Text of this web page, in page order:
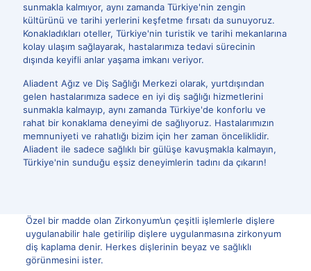
sunmakla kalmıyor, aynı zamanda Türkiye'nin zengin
kültürünü ve tarihi yerlerini keşfetme fırsatı da sunuyoruz.
Konakladıkları oteller, Türkiye'nin turistik ve tarihi mekanlarına
kolay ulaşım sağlayarak, hastalarımıza tedavi sürecinin
dışında keyifli anlar yaşama imkanı veriyor.
Aliadent Ağız ve Diş Sağlığı Merkezi olarak, yurtdışından
gelen hastalarımıza sadece en iyi diş sağlığı hizmetlerini
sunmakla kalmayıp, aynı zamanda Türkiye'de konforlu ve
rahat bir konaklama deneyimi de sağlıyoruz. Hastalarımızın
memnuniyeti ve rahatlığı bizim için her zaman önceliklidir.
Aliadent ile sadece sağlıklı bir gülüşe kavuşmakla kalmayın,
Türkiye'nin sunduğu eşsiz deneyimlerin tadını da çıkarın!
Özel bir madde olan Zirkonyum’un çeşitli işlemlerle dişlere
uygulanabilir hale getirilip dişlere uygulanmasına zirkonyum
diş kaplama denir. Herkes dişlerinin beyaz ve sağlıklı
görünmesini ister.